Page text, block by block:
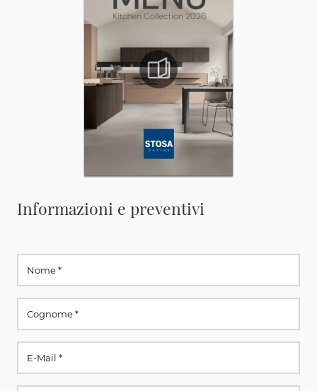
Informazioni e preventivi